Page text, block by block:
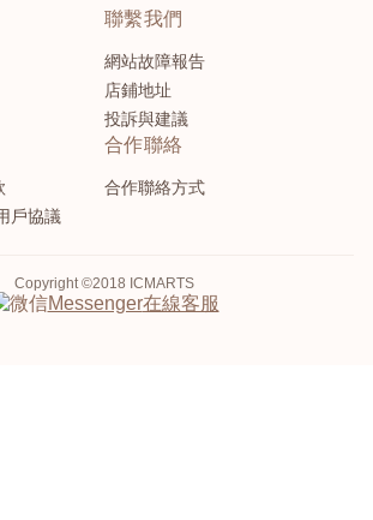
聯繫我們
網站故障報告
店鋪地址
投訴與建議
戶協議
合作聯絡
合作聯絡方式
Copyright ©2018 ICMARTS
Messenger在線客服